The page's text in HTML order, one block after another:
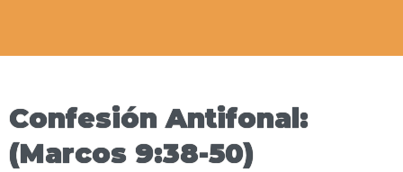
Confesión Antifonal:
(Marcos 9:38-50)